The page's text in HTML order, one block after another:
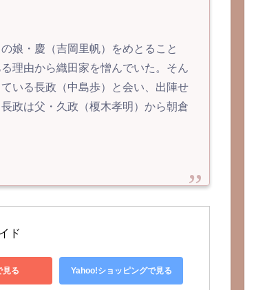
娘・慶（吉岡里帆）をめとること
理由から織田家を憎んでいた。そん
いる長政（中島歩）と会い、出陣せ
政は父・久政（榎木孝明）から朝倉
ド
見る Yahoo!ショッピングで見る